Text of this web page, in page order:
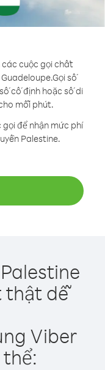
cuộc gọi chất
Gọi số
cố định hoặc số di
mỗi phút.
để nhận mức phí
Palestine.
thật dễ
Viber